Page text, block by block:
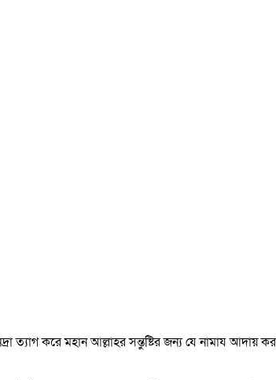
করে মহান আল্লাহর সন্তুষ্টির জন্যযে নামায আদায়